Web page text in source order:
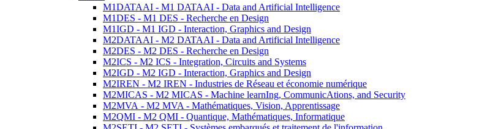
M1DATAAI - M1 DATAAI - Data and Artificial Intelligence
M1DES - M1 DES - Recherche en Design
M1IGD - M1 IGD - Interaction, Graphics and Design
M2DATAAI - M2 DATAAI - Data and Artificial Intelligence
M2DES - M2 DES - Recherche en Design
M2ICS - M2 ICS - Integration, Circuits and Systems
M2IGD - M2 IGD - Interaction, Graphics and Design
M2IREN - M2 IREN - Industries de Réseau et économie numérique
M2MICAS - M2 MICAS - Machine learnIng, CommunicAtions, and Security
M2MVA - M2 MVA - Mathématiques, Vision, Apprentissage
M2QMI - M2 QMI - Quantique, Mathématiques, Informatique